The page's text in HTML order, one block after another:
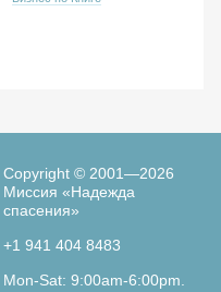
Copyright © 2001—2026
Миссия «Надежда
спасения»
+1 941 404 8483
Mon-Sat: 9:00am-6:00pm.